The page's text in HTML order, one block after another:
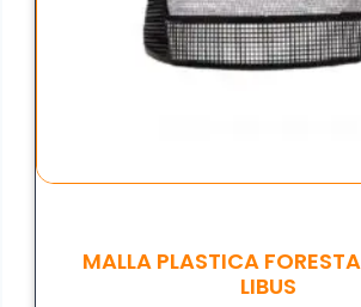
MALLA PLASTICA
LIBUS